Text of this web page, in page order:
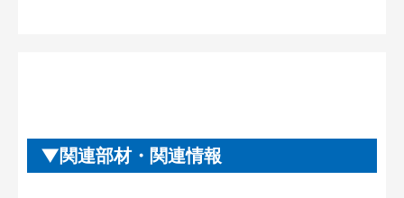
関連部材・関連情報